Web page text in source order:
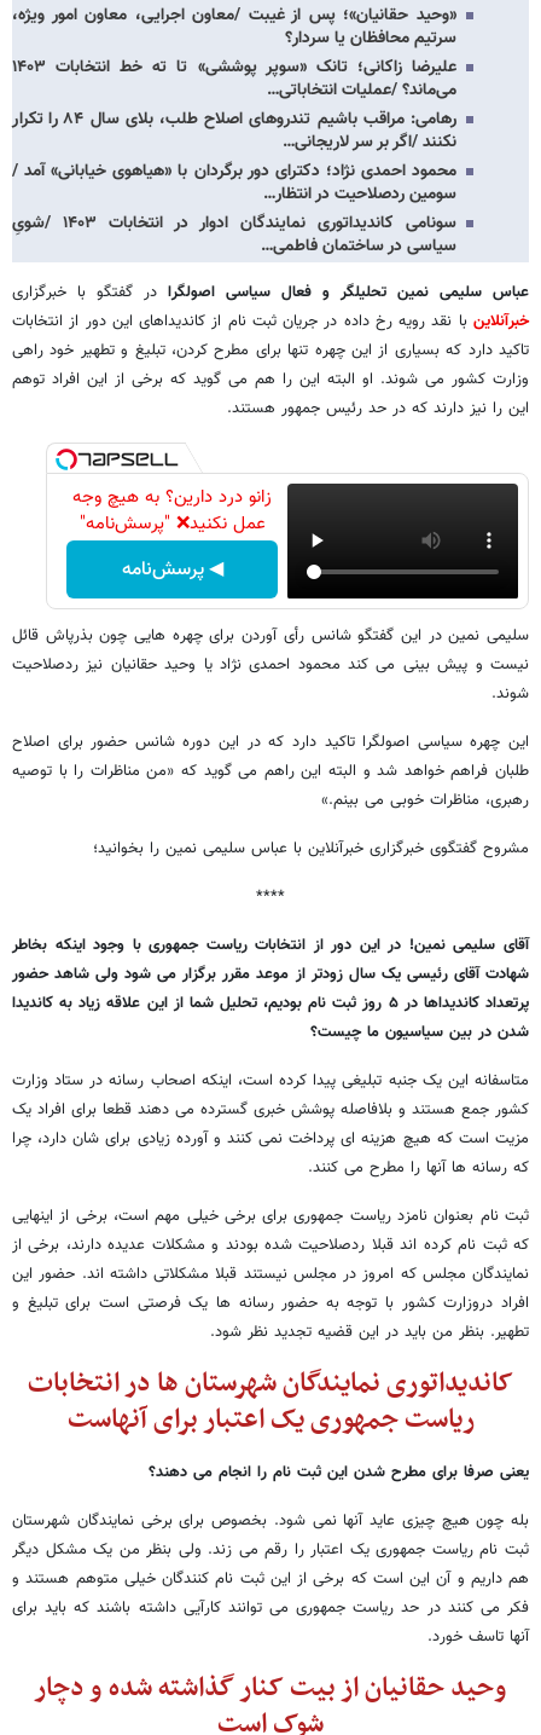
«وحید حقانیان»؛ پس از غیبت /معاون اجرایی، معاون امور ویژه،
سرتیم محافظان یا سردار؟
علیرضا زاکانی؛ تانک «سوپر پوششی» تا ته خط انتخابات ۱۴۰۳
می‌ماند؟ /عملیات انتخاباتی…
رهامی: مراقب باشیم تندروهای اصلاح طلب، بلای سال ۸۴ را تکرار
نکنند /اگر بر سر لاریجانی…
محمود احمدی نژاد؛ دکترای دور برگردان با «هیاهوی خیابانی» آمد /
سومین ردصلاحیت در انتظار…
سونامی کاندیداتوری نمایندگان ادوار در انتخابات ۱۴۰۳ /شویِ
سیاسی در ساختمان فاطمی…
عباس سلیمی نمین تحلیلگر و فعال سیاسی اصولگرا در گفتگو با خبرگزاری
خبرآنلاین با نقد رویه رخ داده در جریان ثبت نام از کاندیداهای این دور از انتخابات
تاکید دارد که بسیاری از این چهره تنها برای مطرح کردن، تبلیغ و تطهیر خود راهی
وزارت کشور می شوند. او البته این را هم می گوید که برخی از این افراد توهم
این را نیز دارند که در حد رئیس جمهور هستند.
زانو درد دارین؟ به هیچ وجه
عمل نکنید❌ "پرسش‌نامه"
◀ پرسش‌نامه
سلیمی نمین در این گفتگو شانس رأی آوردن برای چهره هایی چون بذرپاش قائل
نیست و پیش بینی می کند محمود احمدی نژاد یا وحید حقانیان نیز ردصلاحیت
شوند.
این چهره سیاسی اصولگرا تاکید دارد که در این دوره شانس حضور برای اصلاح
طلبان فراهم خواهد شد و البته این راهم می گوید که «من مناظرات را با توصیه
رهبری، مناظرات خوبی می بینم.»
مشروح گفتگوی خبرگزاری خبرآنلاین با عباس سلیمی نمین را بخوانید؛
****
آقای سلیمی نمین! در این دور از انتخابات ریاست جمهوری با وجود اینکه بخاطر
شهادت آقای رئیسی یک سال زودتر از موعد مقرر برگزار می شود ولی شاهد حضور
پرتعداد کاندیداها در ۵ روز ثبت نام بودیم، تحلیل شما از این علاقه زیاد به کاندیدا
شدن در بین سیاسیون ما چیست؟
متاسفانه این یک جنبه تبلیغی پیدا کرده است، اینکه اصحاب رسانه در ستاد وزارت
کشور جمع هستند و بلافاصله پوشش خبری گسترده می دهند قطعا برای افراد یک
مزیت است که هیچ هزینه ای پرداخت نمی کنند و آورده زیادی برای شان دارد، چرا
که رسانه ها آنها را مطرح می کنند.
ثبت نام بعنوان نامزد ریاست جمهوری برای برخی خیلی مهم است، برخی از اینهایی
که ثبت نام کرده اند قبلا ردصلاحیت شده بودند و مشکلات عدیده دارند، برخی از
نمایندگان مجلس که امروز در مجلس نیستند قبلا مشکلاتی داشته اند. حضور این
افراد دروزارت کشور با توجه به حضور رسانه ها یک فرصتی است برای تبلیغ و
تطهیر. بنظر من باید در این قضیه تجدید نظر شود.
کاندیداتوری نمایندگان شهرستان ها در انتخابات
ریاست جمهوری یک اعتبار برای آنهاست
یعنی صرفا برای مطرح شدن این ثبت نام را انجام می دهند؟
بله چون هیچ چیزی عاید آنها نمی شود. بخصوص برای برخی نمایندگان شهرستان
ثبت نام ریاست جمهوری یک اعتبار را رقم می زند. ولی بنظر من یک مشکل دیگر
هم داریم و آن این است که برخی از این ثبت نام کنندگان خیلی متوهم هستند و
فکر می کنند در حد ریاست جمهوری می توانند کارآیی داشته باشند که باید برای
آنها تاسف خورد.
وحید حقانیان از بیت کنار گذاشته شده و دچار
شوک است